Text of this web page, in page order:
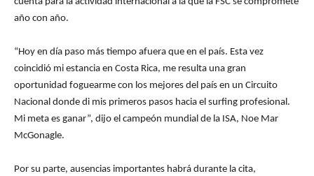
año con año.
“Hoy en día paso más tiempo afuera que en el país. Esta vez
coincidió mi estancia en Costa Rica, me resulta una gran
oportunidad foguearme con los mejores del país en un Circuito
Nacional donde di mis primeros pasos hacia el surfing profesional.
Mi meta es ganar”, dijo el campeón mundial de la ISA, Noe Mar
McGonagle.
Por su parte, ausencias importantes habrá durante la cita,